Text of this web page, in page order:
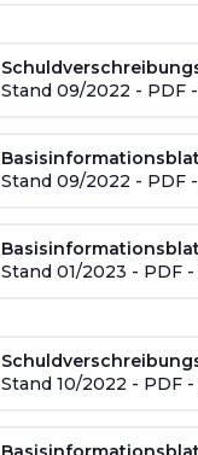
Stand 09/2022 - PDF
Stand 09/2022 - PDF
Stand 01/2023 - PDF
Stand 10/2022 - PDF -